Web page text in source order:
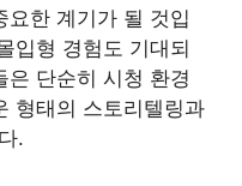
요한 계기가 될 것입
입형 경험도 기대되
은 단순히 시청 환경
형태의 스토리텔링과
.